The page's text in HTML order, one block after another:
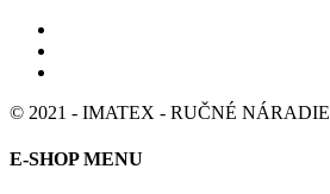
© 2021 - IMATEX - RUČNÉ NÁRADIE
E-SHOP MENU